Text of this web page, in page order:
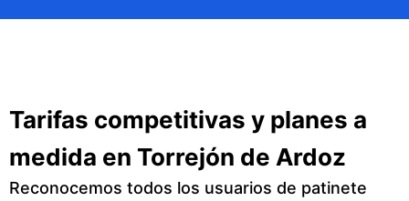
Tarifas competitivas y planes a
medida en Torrejón de Ardoz
Reconocemos todos los usuarios de patinete